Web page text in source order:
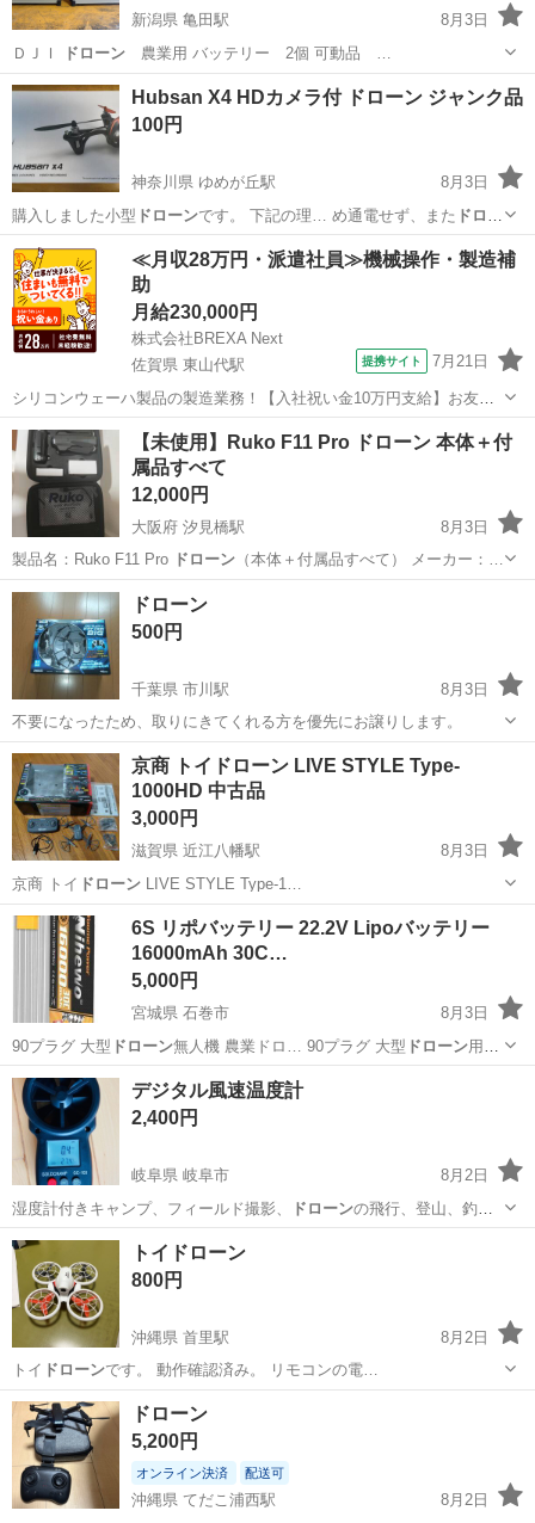
新潟県 亀田駅
8月3日
ＤＪＩ
ドローン農業用 バッテリー 2個 可動品 …
新潟 新潟市
Hubsan X4 HDカメラ付 ドローン ジャンク品
100円
神奈川県 ゆめが丘駅
8月3日
購入しました小型 ドローンです。 下記の理… め通電せず、また ドロー
ン本体のバッテリー…
神奈川 横浜市 ゆめが丘駅 ラジコン ドローン
≪月収28万円・派遣社員≫機械操作・製造補
助
月給230,000円
株式会社BREXA Next
佐賀県 東山代駅
提携サイト 7月21日
シリコンウェーハ製品の製造業務！【入社祝い金10万円支給】お友達
やカップルとの応募OK◎年間休日129日＆休出なしでプライベート充
実♪業務はクリーンルームで快適作業◎自社正社員登用制度あり★1食
300円～の格安食堂あり！《佐...
佐賀 伊万里市 東山代駅
【未使用】Ruko F11 Pro ドローン 本体＋付
属品すべて
12,000円
大阪府 汐見橋駅
8月3日
製品名：Ruko F11 Pro ドローン（本体＋付属品すべて） メーカー：…
大阪 大阪市
ドローン
ドローン
500円
千葉県 市川駅
8月3日
不要になったため、取りにきてくれる方を優先にお譲りします。
千葉 市川市 市川駅 おもちゃ
京商 トイドローン LIVE STYLE Type-
1000HD 中古品
3,000円
滋賀県 近江八幡駅
8月3日
京商 トイ ドローンLIVE STYLE Type-1…
滋賀 近江八幡市 近江八幡駅 トイドローン
6S リポバッテリー 22.2V Lipoバッテリー
16000mAh 30C…
5,000円
宮城県 石巻市
8月3日
90プラグ 大型 ドローン無人機 農業ドロ… 90プラグ 大型 ドローン用
S1000,S… 0、無人機 農業ドローン、マルチローター… 品です。 大型
ドローン・農業
宮城 石巻市 ラジコン
デジタル風速温度計
2,400円
岐阜県 岐阜市
8月2日
湿度計付きキャンプ、フィールド撮影、
ドローンの飛行、登山、釣り
などに適しています…
岐阜 岐阜市 マリンスポーツ
トイドローン
800円
沖縄県 首里駅
8月2日
トイ ドローンです。 動作確認済み。 リモコンの電…
沖縄 島尻郡 首里駅
ドローン
5,200円
オンライン決済 配送可
沖縄県 てだこ浦西駅 8月2日